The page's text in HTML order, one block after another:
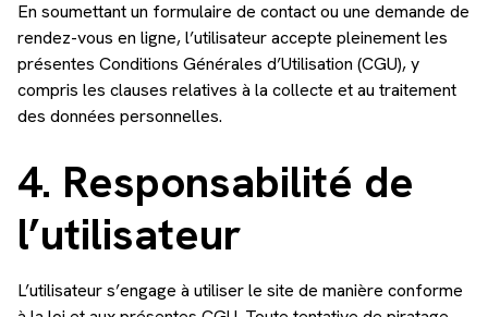
En soumettant un formulaire de contact ou une demande de
rendez-vous en ligne, l’utilisateur accepte pleinement les
présentes Conditions Générales d’Utilisation (CGU), y
compris les clauses relatives à la collecte et au traitement
des données personnelles.
4. Responsabilité de
l’utilisateur
L’utilisateur s’engage à utiliser le site de manière conforme